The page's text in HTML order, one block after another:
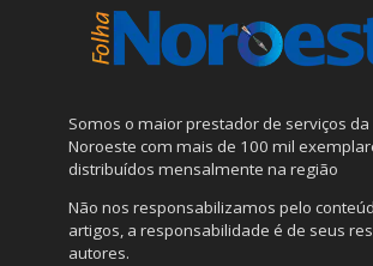
Somos o maior prestador de serviços da
Noroeste com mais de 100 mil
distribuídos mensalmente na região
Não nos responsabilizamos pelo
artigos, a responsabilidade é de seus
autores.